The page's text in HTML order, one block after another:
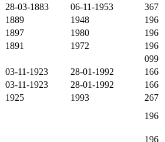
28-03-1883 06-11-1953
367
1889 1948
196
1897 1980
196
1891 1972
196
099
03-11-1923 28-01-1992
166
03-11-1923 28-01-1992
166
1925 1993
267
196
196